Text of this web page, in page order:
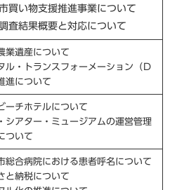
買い物支援推進事業について
査結果概要と対応について
業遺産について
ル・トランスフォーメーション（Ｄ
進について
ーチホテルについて
シアター・ミュージアムの運営管理
ついて
総合病院における患者呼名について
と納税について